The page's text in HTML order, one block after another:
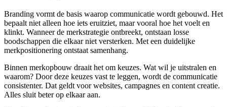
Branding vormt de basis waarop communicatie wordt gebouwd. Het
bepaalt niet alleen hoe iets eruitziet, maar vooral hoe het voelt en
klinkt. Wanneer de merkstrategie ontbreekt, ontstaan losse
boodschappen die elkaar niet versterken. Met een duidelijke
merkpositionering ontstaat samenhang.
Binnen merkopbouw draait het om keuzes. Wat wil je uitstralen en
waarom? Door deze keuzes vast te leggen, wordt de communicatie
consistenter. Dat geldt voor websites, campagnes en content creatie.
Alles sluit beter op elkaar aan.